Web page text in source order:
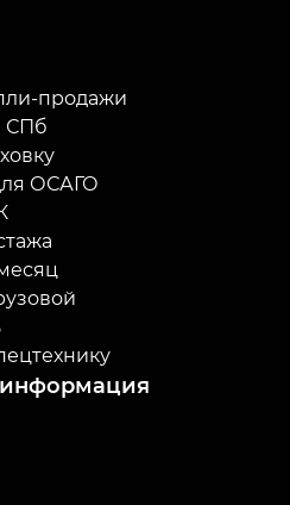
продажи
СПб
ОСАГО